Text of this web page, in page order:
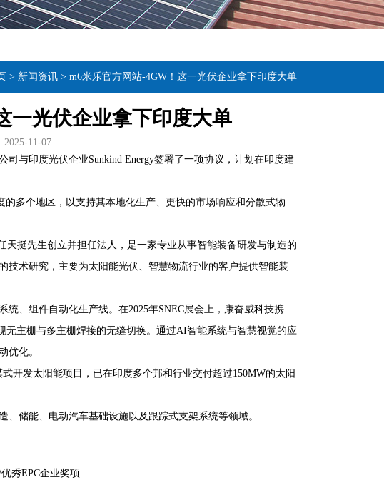
> 新闻资讯 > m6米乐官方网站-4GW！这一光伏企业拿下印度大单
一光伏企业拿下印度大单
11-07
与印度光伏企业Sunkind Energy签署了一项协议，计划在印度建
的多个地区，以支持其本地化生产、更快的市场响应和分散式物
天挺先生创立并担任法人，是一家专业从事智能装备研发与制造的
技术研究，主要为太阳能光伏、智慧物流行业的客户提供智能装
、组件自动化生产线。在2025年SNEC展会上，康奋威科技携
主栅与多主栅焊接的无缝切换。通过AI智能系统与智慧视觉的应
优化。
开发太阳能项目，已在印度多个邦和行业交付超过150MW的太阳
储能、电动汽车基础设施以及跟踪式支架系统等领域。
秀EPC企业奖项